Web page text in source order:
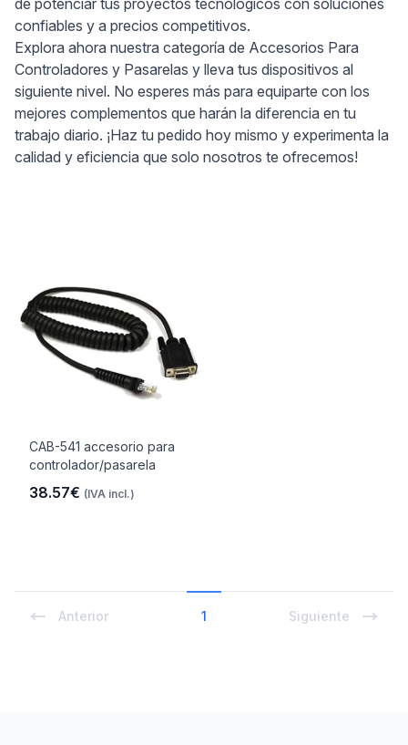
de potenciar tus proyectos tecnológicos con soluciones
confiables y a precios competitivos.
Explora ahora nuestra categoría de Accesorios Para
Controladores y Pasarelas y lleva tus dispositivos al
siguiente nivel. No esperes más para equiparte con los
mejores complementos que harán la diferencia en tu
trabajo diario. ¡Haz tu pedido hoy mismo y experimenta la
calidad y eficiencia que solo nosotros te ofrecemos!
CAB-541 accesorio para
controlador/pasarela
38.57€ (IVA incl.)
Anterior 1 Siguiente